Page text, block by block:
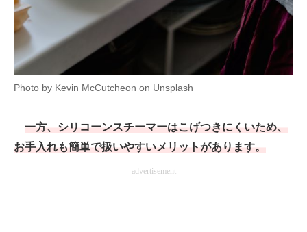
Photo by Kevin McCutcheon on Unsplash
一方、シリコーンスチーマーはこげつきにくいため、
お手入れも簡単で扱いやすいメリットがあります。
advertisement